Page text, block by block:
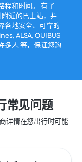
程和时间。 有了
近的巴士站，并
各地安全、可靠的
ALSA, OUIBUS
多人 等，保证您购
常见问题
详情在您出行时可能